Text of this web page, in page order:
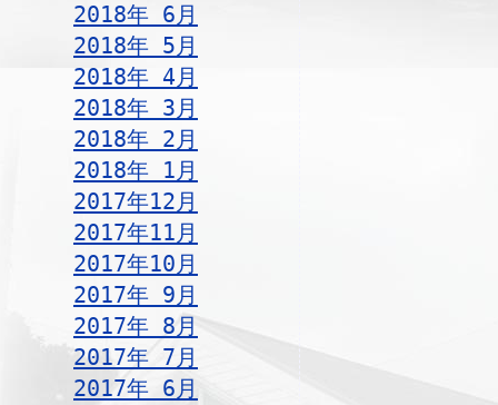
2018年 6月
2018年 5月
2018年 4月
2018年 3月
2018年 2月
2018年 1月
2017年12月
2017年11月
2017年10月
2017年 9月
2017年 8月
2017年 7月
2017年 6月